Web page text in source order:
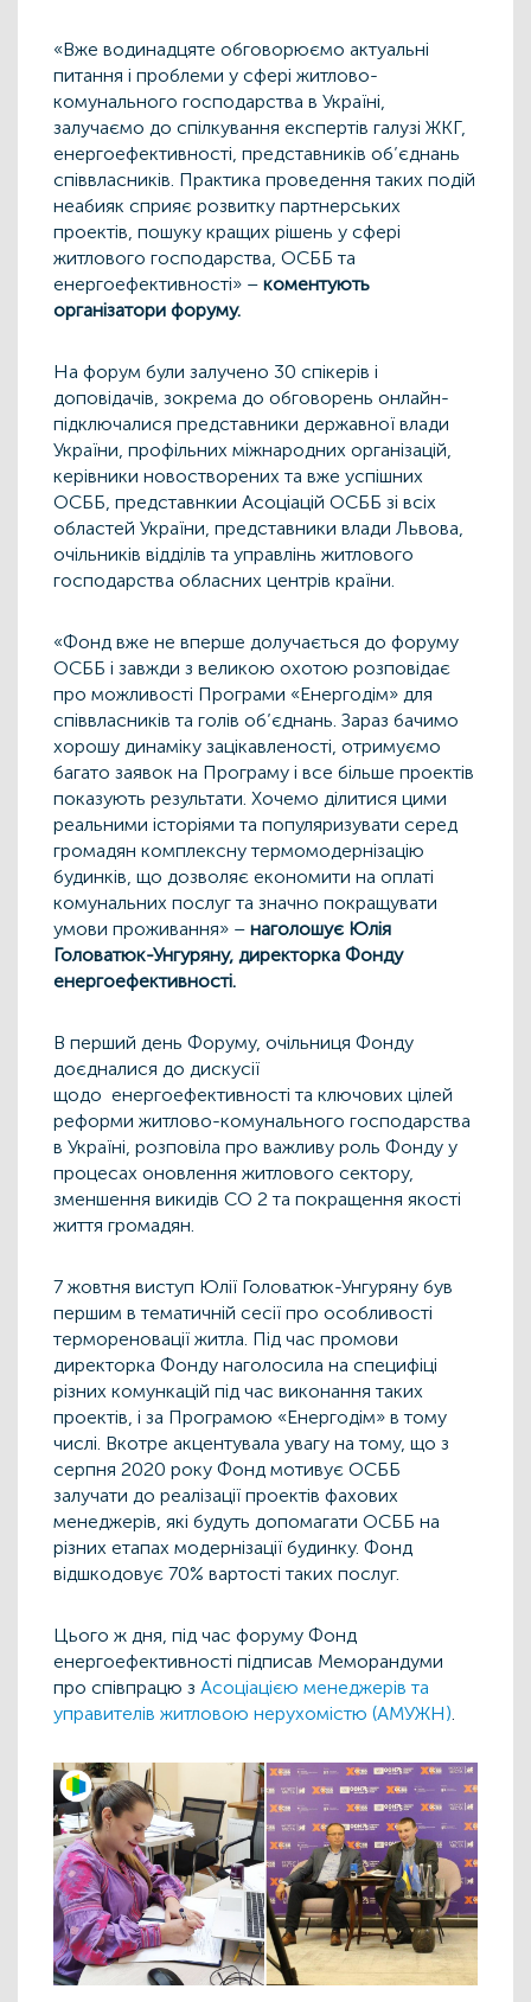
«Вже водинадцяте обговорюємо актуальні
питання і проблеми у сфері житлово-
комунального господарства в Україні,
залучаємо до спілкування експертів галузі ЖКГ,
енергоефективності, представників об’єднань
співвласників. Практика проведення таких подій
неабияк сприяє розвитку партнерських
проектів, пошуку кращих рішень у сфері
житлового господарства, ОСББ та
енергоефективності» – коментують
організатори форуму.
На форум були залучено 30 спікерів і
доповідачів, зокрема до обговорень онлайн-
підключалися представники державної влади
України, профільних міжнародних організацій,
керівники новостворених та вже успішних
ОСББ, представнкии Асоціацій ОСББ зі всіх
областей України, представники влади Львова,
очільників відділів та управлінь житлового
господарства обласних центрів країни.
«Фонд вже не вперше долучається до форуму
ОСББ і завжди з великою охотою розповідає
про можливості Програми «Енергодім» для
співвласників та голів об’єднань. Зараз бачимо
хорошу динаміку зацікавленості, отримуємо
багато заявок на Програму і все більше проектів
показують результати. Хочемо ділитися цими
реальними історіями та популяризувати серед
громадян комплексну термомодернізацію
будинків, що дозволяє економити на оплаті
комунальних послуг та значно покращувати
умови проживання» – наголошує Юлія
Головатюк-Унгуряну, директорка Фонду
енергоефективності.
В перший день Форуму, очільниця Фонду
доєдналися до дискусії
щодо енергоефективності та ключових цілей
реформи житлово-комунального господарства
в Україні, розповіла про важливу роль Фонду у
процесах оновлення житлового сектору,
зменшення викидів СО 2 та покращення якості
життя громадян.
7 жовтня виступ Юлії Головатюк-Унгуряну був
першим в тематичній сесії про особливості
термореновації житла. Під час промови
директорка Фонду наголосила на специфіці
різних комункацій під час виконання таких
проектів, і за Програмою «Енергодім» в тому
числі. Вкотре акцентувала увагу на тому, що з
серпня 2020 року Фонд мотивує ОСББ
залучати до реалізації проектів фахових
менеджерів, які будуть допомагати ОСББ на
різних етапах модернізації будинку. Фонд
відшкодовує 70% вартості таких послуг.
Цього ж дня, під час форуму Фонд
енергоефективності підписав Меморандуми
про співпрацю з Асоціацією менеджерів та
управителів житловою нерухомістю (АМУЖН).